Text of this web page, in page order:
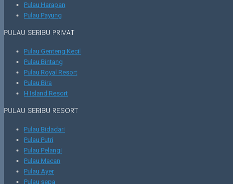
Pulau Harapan
Pulau Payung
PULAU SERIBU PRIVAT
Pulau Genteng Kecil
Pulau Bintang
Pulau Royal Resort
Pulau Bira
H Island Resort
PULAU SERIBU RESORT
Pulau Bidadari
Pulau Putri
Pulau Pelangi
Pulau Macan
Pulau Ayer
Pulau sepa